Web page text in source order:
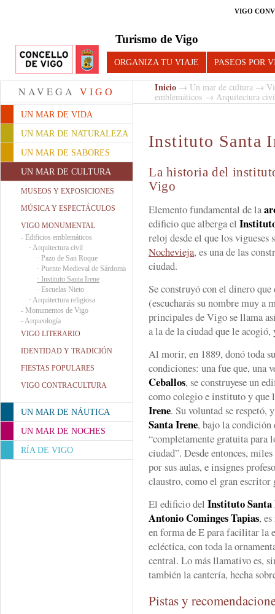
VIGO
Turismo de Vigo
ORGANIZA TU VIAJE PASEOS POR
NAVEGA VIGO
UN MAR DE VIDA
UN MAR DE NATURALEZA
UN MAR DE SABORES
UN MAR DE CULTURA
MUSEOS Y EXPOSICIONES
MÚSICA Y ESPECTÁCULOS
VIGO MONUMENTAL
- Edificios emblemáticos
· Arquitectura civil
· Pazo de San Roque
· Puente Medieval de Sárdoma
· Instituto Santa Irene
· Escuelas Nieto
· Arquitectura religiosa
- Monumentos de Vigo
-Arqueología
VIGO LITERARIO
IDENTIDAD Y TRADICIÓN
FIESTAS POPULARES
VIGO CONTRACULTURA
UN MAR DE NÁUTICA
UN MAR DE NOCHES
RÍA DE VIGO
Inicio → Un mar de cultura →
emblemáticos → Arquitectura
Instituto Santa
La historia del
Vigo
Elemento fundamental de la
edificio que alberga el
reloj desde el que los vigueses
Nochevieja, es una de las
ciudad.
Se construyó con el dinero
(escucharás su nombre muy a
principales de Vigo se llama
a la de la ciudad que le
Al morir, en 1889, donó toda
condiciones: una fue que, una
Ceballos, se construyese un
como colegio e instituto y
Irene. Su voluntad se respetó,
Santa Irene, bajo la condición
“completamente gratuita para
ciudad”. Desde entonces,
por sus aulas, e insignes
claustro, como el gran
El edificio del Instituto Santa
Antonio Cominges Tapias,
en forma de E para facilitar la
ecléctica, con toda la
central. Lo más llamativo es,
también la cantería, hecha
Pistas y